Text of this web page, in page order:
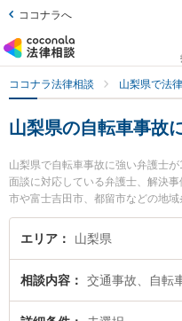
ココナラへ
ココナラ法律相談 山梨県で法
山梨県の自転車事故
山梨県で自転車事故に強い弁護士
面談に対応している弁護士、解決
市や富士吉田市、都留市などの地
関係する自動車事故やバイク事故
索もでき便利です。特に舞鶴法律
日や夜間に発生した自転車事故の
『自転車事故のトラブル解決の実
相談無料で自転車事故を法律相談
エリア 山梨県
相談内容 交通事故、自転